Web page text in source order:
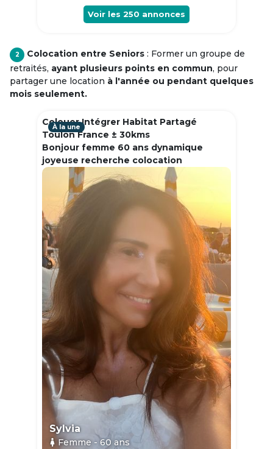
Voir les 250 annonces
2 Colocation entre Seniors : Former un groupe de
retraités, ayant plusieurs points en commun, pour
partager une location à l'année ou pendant quelques
mois seulement.
Colouer Intégrer Habitat Partagé
Toulon France ± 30kms
Bonjour femme 60 ans dynamique
joyeuse recherche colocation
À la une
Sylvia
Femme - 60ans